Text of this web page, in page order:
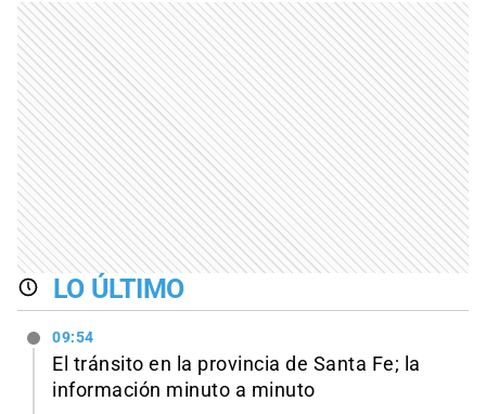
LO ÚLTIMO
09:54
El tránsito en la provincia de Santa Fe; la
información minuto a minuto